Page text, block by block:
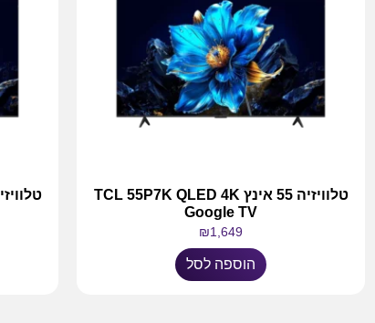
טלוויזיה 55 אינץ TCL 55P7K QLED 4K
Google TV
₪1,649
הוספה לסל